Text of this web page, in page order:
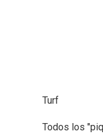
Turf
Todos los